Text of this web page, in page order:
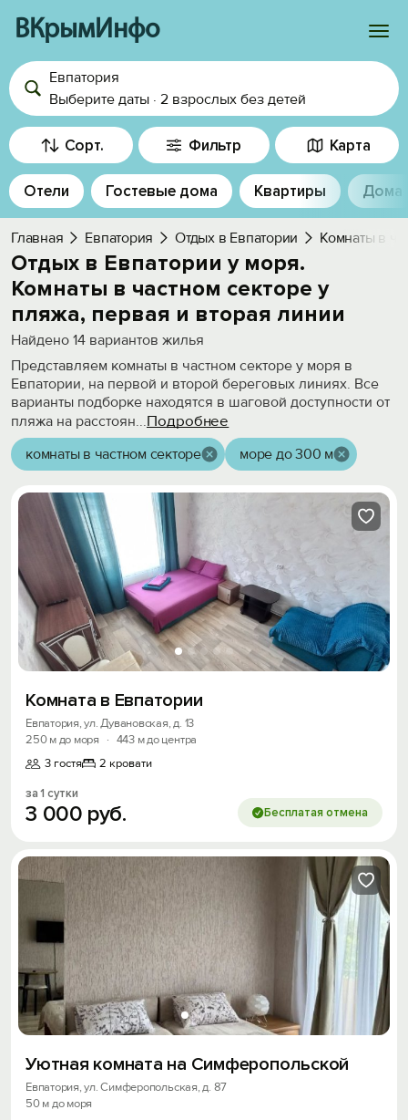
ВКрымИнфо
Войти
Избранное
История просмотра
Добавить свой объект
Евпатория
Выберите даты · 2 взрослых без детей
Сорт. Фильтр Карта
Отели Гостевые дома Квартиры Дома
Главная Евпатория Отдых в Евпатории Комнаты в
Отдых в Евпатории у моря.
Комнаты в частном секторе у
пляжа, первая и вторая линии
Найдено 14 вариантов жилья
Представляем комнаты в частном секторе у моря в
Евпатории, на первой и второй береговых линиях. Все
варианты подборке находятся в шаговой доступности от
пляжа на расстоян...Подробнее
комнаты в частном секторе море до 300 м
Комната в Евпатории
Евпатория, ул. Дувановская, д. 13
250 м до моря
· 443 м до центра
3 гостя
2 кровати
за 1 сутки
3 000 руб. Бесплатая отмена
Уютная комната на Симферопольской
Евпатория, ул. Симферопольская, д. 87
50 м до моря